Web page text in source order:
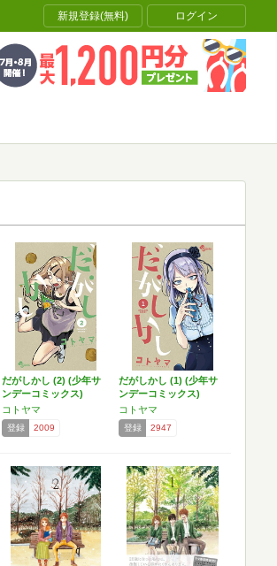
新規登録(無料) ログイン
だがしかし (2) (少年サ
ンデーコミックス)
コトヤマ
登録 2009
だがしかし (1) (少年サ
ンデーコミックス)
コトヤマ
登録 2947